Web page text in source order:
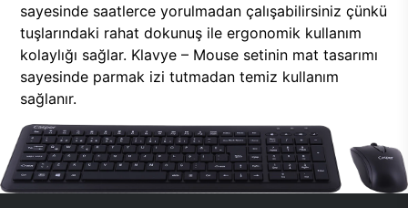
sayesinde saatlerce yorulmadan çalışabilirsiniz çünkü
tuşlarındaki rahat dokunuş ile ergonomik kullanım
kolaylığı sağlar. Klavye – Mouse setinin mat tasarımı
sayesinde parmak izi tutmadan temiz kullanım
sağlanır.